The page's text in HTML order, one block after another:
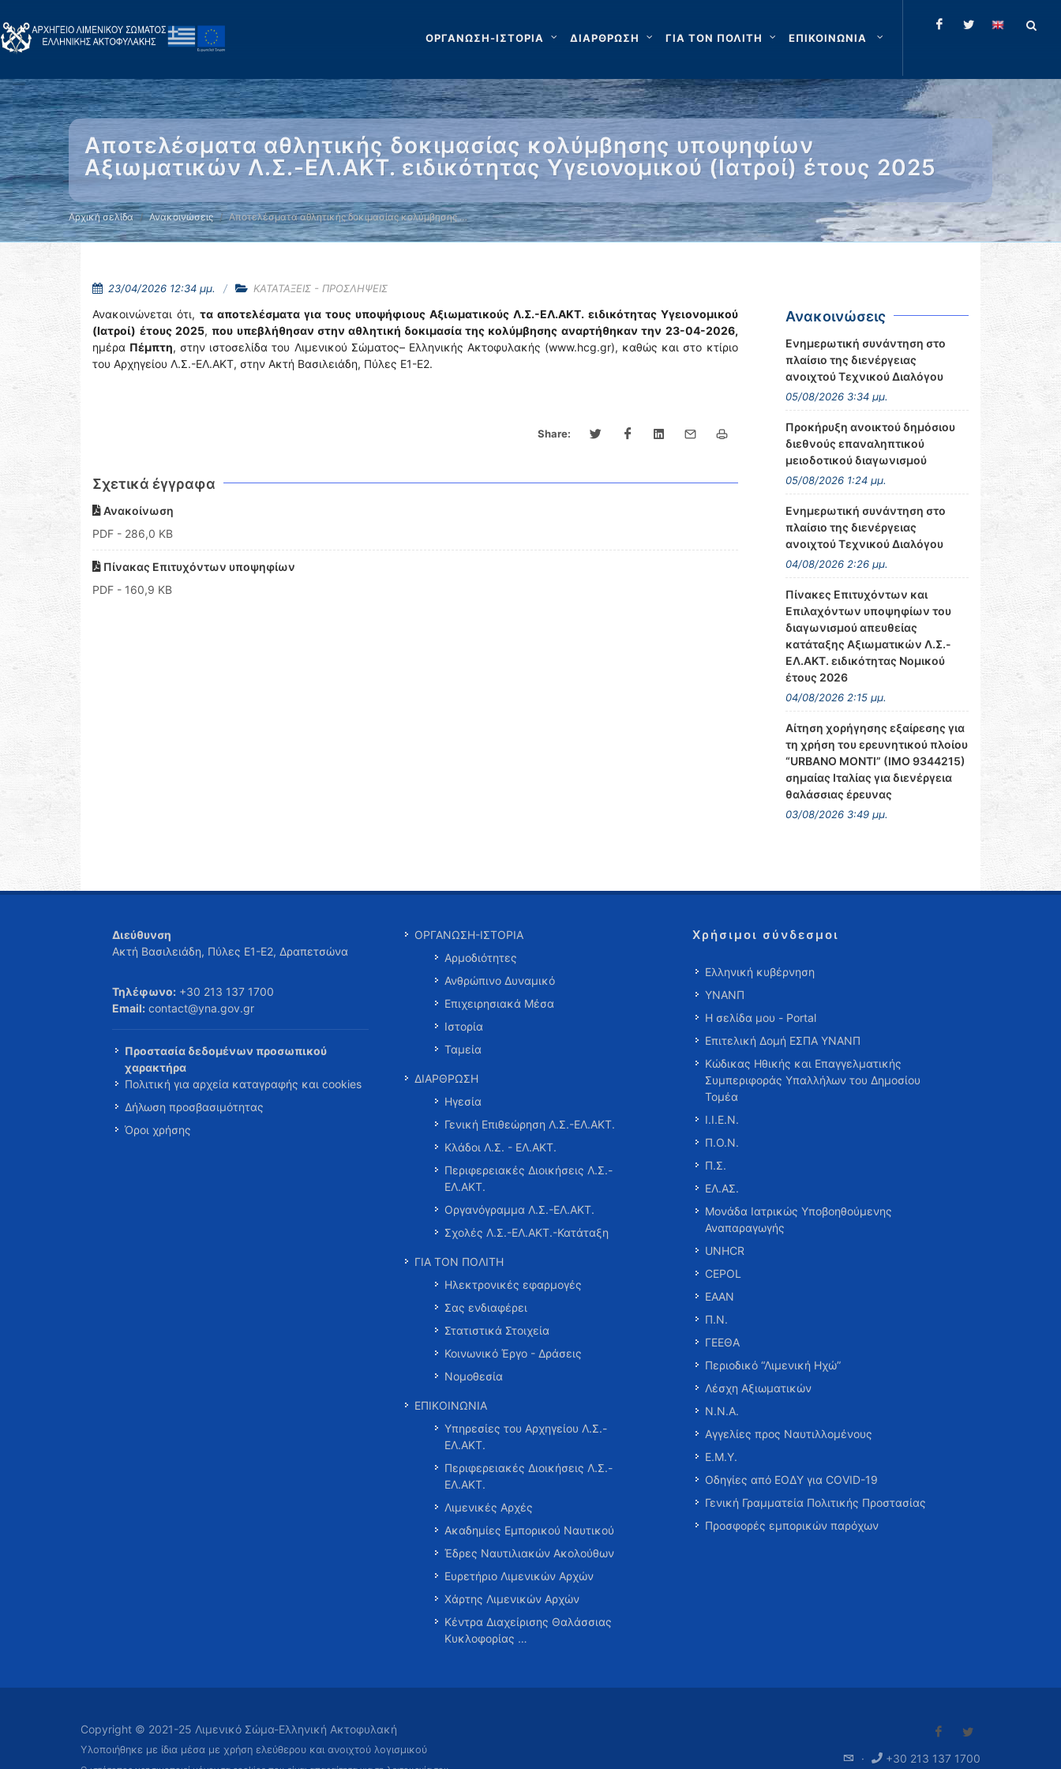
ΟΡΓΑΝΩΣΗ-ΙΣΤΟΡΙΑ ΔΙΑΡΘΡΩΣΗ ΓΙΑ ΤΟΝ ΠΟΛΙΤΗ ΕΠΙΚΟΙΝΩΝΙΑ
Αποτελέσματα αθλητικής δοκιμασίας κολύμβησης υποψηφίων
Αξιωματικών Λ.Σ.-ΕΛ.ΑΚΤ. ειδικότητας Υγειονομικού (Ιατροί) έτους 2025
Αρχική σελίδα Ανακοινώσεις Αποτελέσματα αθλητικής δοκιμασίας κολύμβησης …
23/04/2026 12:34 μμ. ΚΑΤΑΤΑΞΕΙΣ - ΠΡΟΣΛΗΨΕΙΣ
Ανακοινώνεται ότι, τα αποτελέσματα για τους υποψήφιους Αξιωματικούς Λ.Σ.-ΕΛ.ΑΚΤ. ειδικότητας Υγειονομικού
(Ιατροί) έτους 2025,που υπεβλήθησαν στην αθλητική δοκιμασία της κολύμβησης αναρτήθηκαν την 23-04-2026,
ημέρα Πέμπτη, στην ιστοσελίδα του Λιμενικού Σώματος– Ελληνικής Ακτοφυλακής (www.hcg.gr), καθώς και στο κτίριο
του Αρχηγείου Λ.Σ.-ΕΛ.ΑΚΤ, στην Ακτή Βασιλειάδη, Πύλες Ε1-Ε2.
Share:
Σχετικά έγγραφα
Ανακοίνωση
PDF - 286,0 KB
Πίνακας Επιτυχόντων υποψηφίων
PDF - 160,9 KB
Ανακοινώσεις
Ενημερωτική συνάντηση στο
πλαίσιο της διενέργειας
ανοιχτού Τεχνικού Διαλόγου
05/08/2026 3:34 μμ.
Προκήρυξη ανοικτού δημόσιου
διεθνούς επαναληπτικού
μειοδοτικού διαγωνισμού
05/08/2026 1:24 μμ.
Ενημερωτική συνάντηση στο
πλαίσιο της διενέργειας
ανοιχτού Τεχνικού Διαλόγου
04/08/2026 2:26 μμ.
Πίνακες Επιτυχόντων και
Επιλαχόντων υποψηφίων του
διαγωνισμού απευθείας
κατάταξης Αξιωματικών Λ.Σ.-
ΕΛ.ΑΚΤ. ειδικότητας Νομικού
έτους 2026
04/08/2026 2:15 μμ.
Αίτηση χορήγησης εξαίρεσης για
τη χρήση του ερευνητικού πλοίου
“URBANO MONTI” (IMO 9344215)
σημαίας Ιταλίας για διενέργεια
θαλάσσιας έρευνας
03/08/2026 3:49 μμ.
Διεύθυνση
Ακτή Βασιλειάδη, Πύλες Ε1-Ε2, Δραπετσώνα
Τηλέφωνο: +30 213 137 1700
Email: contact@yna.gov.gr
Προστασία δεδομένων προσωπικού
χαρακτήρα
Πολιτική για αρχεία καταγραφής και cookies
Δήλωση προσβασιμότητας
Όροι χρήσης
ΟΡΓΑΝΩΣΗ-ΙΣΤΟΡΙΑ
Αρμοδιότητες
Ανθρώπινο Δυναμικό
Επιχειρησιακά Μέσα
Ιστορία
Ταμεία
ΔΙΑΡΘΡΩΣΗ
Ηγεσία
Γενική Επιθεώρηση Λ.Σ.-ΕΛ.ΑΚΤ.
Κλάδοι Λ.Σ. - ΕΛ.ΑΚΤ.
Περιφερειακές Διοικήσεις Λ.Σ.-
ΕΛ.ΑΚΤ.
Οργανόγραμμα Λ.Σ.-ΕΛ.ΑΚΤ.
Σχολές Λ.Σ.-ΕΛ.ΑΚΤ.-Κατάταξη
ΓΙΑ ΤΟΝ ΠΟΛΙΤΗ
Ηλεκτρονικές εφαρμογές
Σας ενδιαφέρει
Στατιστικά Στοιχεία
Κοινωνικό Έργο - Δράσεις
Νομοθεσία
ΕΠΙΚΟΙΝΩΝΙΑ
Υπηρεσίες του Αρχηγείου Λ.Σ.-
ΕΛ.ΑΚΤ.
Περιφερειακές Διοικήσεις Λ.Σ.-
ΕΛ.ΑΚΤ.
Λιμενικές Αρχές
Ακαδημίες Εμπορικού Ναυτικού
Έδρες Ναυτιλιακών Ακολούθων
Ευρετήριο Λιμενικών Αρχών
Χάρτης Λιμενικών Αρχών
Κέντρα Διαχείρισης Θαλάσσιας
Κυκλοφορίας …
Χρήσιμοι σύνδεσμοι
Ελληνική κυβέρνηση
ΥΝΑΝΠ
Η σελίδα μου - Portal
Επιτελική Δομή ΕΣΠΑ ΥΝΑΝΠ
Κώδικας Ηθικής και Επαγγελματικής
Συμπεριφοράς Υπαλλήλων του Δημοσίου
Τομέα
Ι.Ι.Ε.Ν.
Π.Ο.Ν.
Π.Σ.
ΕΛ.ΑΣ.
Μονάδα Ιατρικώς Υποβοηθούμενης
Αναπαραγωγής
UNHCR
CEPOL
ΕΑΑΝ
Π.Ν.
ΓΕΕΘΑ
Περιοδικό “Λιμενική Ηχώ”
Λέσχη Αξιωματικών
Ν.Ν.Α.
Αγγελίες προς Ναυτιλλομένους
Ε.Μ.Υ.
Οδηγίες από ΕΟΔΥ για COVID-19
Γενική Γραμματεία Πολιτικής Προστασίας
Προσφορές εμπορικών παρόχων
Copyright © 2021-25 Λιμενικό Σώμα-Ελληνική Ακτοφυλακή
Υλοποιήθηκε με ίδια μέσα με χρήση ελεύθερου και ανοιχτού λογισμικού
· +30 213 137 1700